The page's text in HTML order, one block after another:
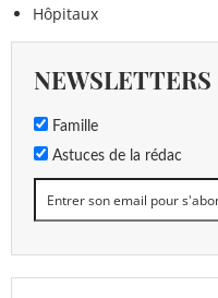
Hôpitaux
NEWSLETTERS
Famille
Astuces de la rédac